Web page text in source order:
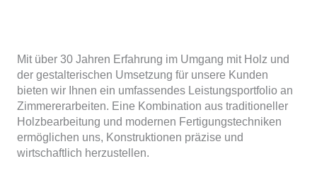
Mit über 30 Jahren Erfahrung im Umgang mit Holz und
der gestalterischen Umsetzung für unsere Kunden
bieten wir Ihnen ein umfassendes Leistungsportfolio an
Zimmererarbeiten. Eine Kombination aus traditioneller
Holzbearbeitung und modernen Fertigungstechniken
ermöglichen uns, Konstruktionen präzise und
wirtschaftlich herzustellen.